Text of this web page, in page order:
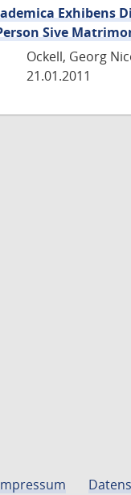
Exhibens
Sive
Ockell, Georg
21.01.2011